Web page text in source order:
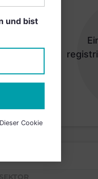
und bist
Cookie